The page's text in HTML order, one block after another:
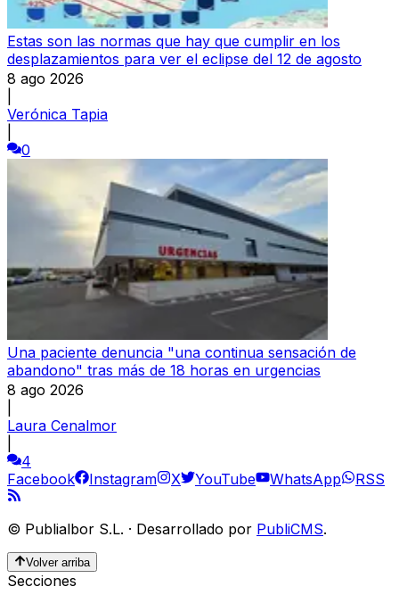
Estas son las normas que hay que cumplir en los
desplazamientos para ver el eclipse del 12 de agosto
8 ago 2026
Verónica Tapia
0
Una paciente denuncia "una continua sensación de
abandono" tras más de 18 horas en urgencias
8 ago 2026
Laura Cenalmor
4
Facebook
Instagram X YouTube WhatsApp RSS
© Publialbor S.L. · Desarrollado por PubliCMS.
Volver arriba
Secciones